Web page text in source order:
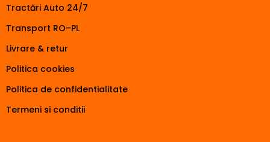
Tractări Auto 24/7
Transport RO–PL
Livrare & retur
Politica cookies
Politica de confidentialitate
Termeni si conditii